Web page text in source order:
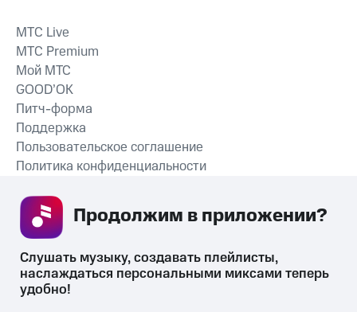
СКАЧАТЬ ПРИЛОЖЕНИЕ
MTС Live
MTС Premium
Мой МТС
GOOD’OK
Питч-форма
Поддержка
Пользовательское соглашение
Политика конфиденциальности
Слушать музыку, создавать плейлисты,
наслаждаться персональными миксами теперь
удобно!